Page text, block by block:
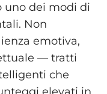
uno dei modi di
Non
emotiva,
— tratti
che